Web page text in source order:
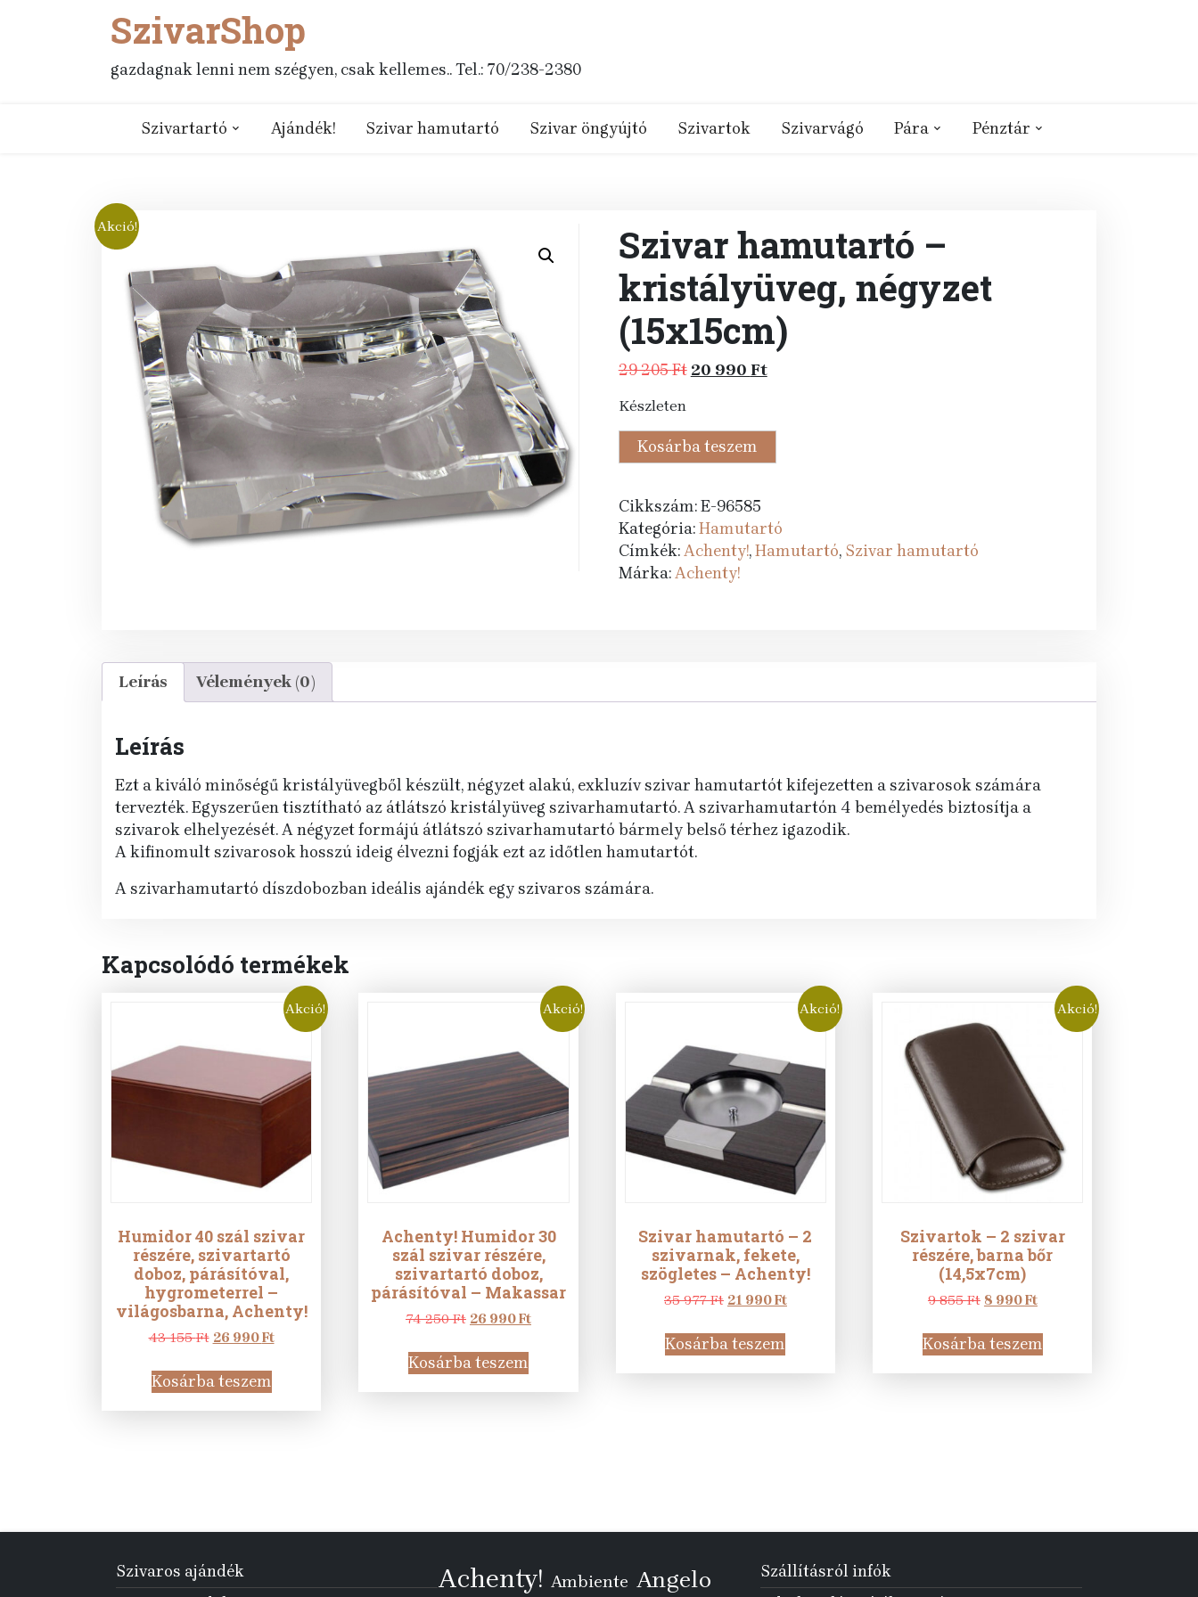
SzivarShop
gazdagnak lenni nem szégyen, csak kellemes.. Tel.: 70/238-2380
Szivartartó Ajándék! Szivar hamutartó Szivar öngyújtó Szivartok Szivarvágó Pára Pénztár
Akció!
Szivar hamutartó –
kristályüveg, négyzet
(15x15cm)
29 205Ft Original
29
205 Ft.
20 990 FtCurrent
20
990 Ft.
Készleten
Szivar
hamutartó
kristályüveg,
négyzet
(15x15cm)
mennyiség
Kosárba teszem
Cikkszám:E-96585
Kategória:Hamutartó
Címkék:Achenty!,Hamutartó, Szivar hamutartó
Márka:Achenty!
Leírás Vélemények (0)
Leírás
Ezt a kiváló minőségű kristályüvegből készült, négyzet alakú, exkluzív szivar hamutartót kifejezetten a szivarosok számára
tervezték. Egyszerűen tisztítható az átlátszó kristályüveg szivarhamutartó. A szivarhamutartón 4 bemélyedés biztosítja a
szivarok elhelyezését. A négyzet formájú átlátszó szivarhamutartó bármely belső térhez igazodik.
A kifinomult szivarosok hosszú ideig élvezni fogják ezt az időtlen hamutartót.
A szivarhamutartó díszdobozban ideális ajándék egy szivaros számára.
Kapcsolódó termékek
Akció!
Humidor 40 szál szivar
részére, szivartartó
doboz, párásítóval,
hygrometerrel –
világosbarna, Achenty!
43 155Ft Original
was:
43
155 Ft.
26 990FtCurrent
990 Ft.
Kosárba teszem
Akció!
Achenty! Humidor 30
szál szivar részére,
szivartartó doboz,
párásítóval – Makassar
74 250Ft Original
was:
74
250 Ft.
26 990FtCurrent
990 Ft.
Kosárba teszem
Akció!
Szivar hamutartó – 2
szivarnak, fekete,
szögletes – Achenty!
35 977Ft Original
was:
35
977 Ft.
21 990FtCurrent
990 Ft.
Kosárba teszem
Akció!
Szivartok – 2 szivar
részére, barna bőr
(14,5x7cm)
9 855Ft Original
was:
9
855 Ft.
8 990FtCurrent
is:
8
990 Ft.
Kosárba teszem
Szivaros ajándék
Achenty! Ambiente Angelo
Szállításról infók